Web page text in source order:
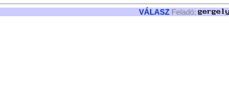
VÁLASZ Feladó: